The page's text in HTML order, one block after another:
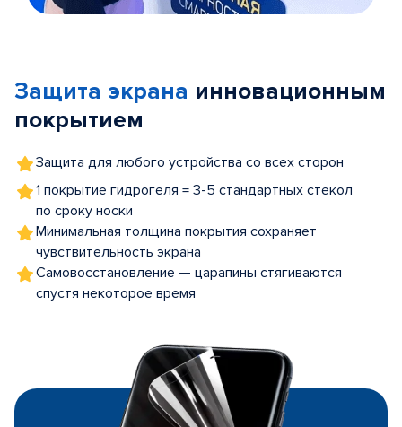
5
Защита экрана инновационным
покрытием
Защита для любого устройства со всех сторон
1 покрытие гидрогеля = 3-5 стандартных стекол
по сроку носки
Минимальная толщина покрытия сохраняет
чувствительность экрана
Самовосстановление — царапины стягиваются
спустя некоторое время